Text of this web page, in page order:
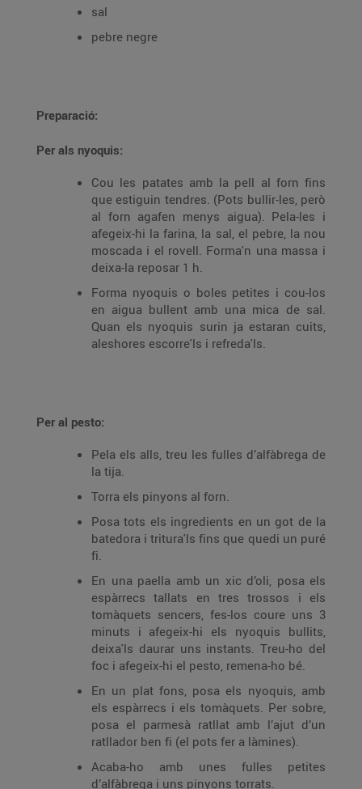
sal
pebre negre
Preparació:
Per als nyoquis:
Cou les patates amb la pell al forn fins
que estiguin tendres. (Pots bullir-les, però
al forn agafen menys aigua). Pela-les i
afegeix-hi la farina, la sal, el pebre, la nou
moscada i el rovell. Forma'n una massa i
deixa-la reposar 1 h.
Forma nyoquis o boles petites i cou-los
en aigua bullent amb una mica de sal.
Quan els nyoquis surin ja estaran cuits,
aleshores escorre'ls i refreda'ls.
Per al pesto:
Pela els alls, treu les fulles d’alfàbrega de
la tija.
Torra els pinyons al forn.
Posa tots els ingredients en un got de la
batedora i tritura'ls fins que quedi un puré
fi.
En una paella amb un xic d’oli, posa els
espàrrecs tallats en tres trossos i els
tomàquets sencers, fes-los coure uns 3
minuts i afegeix-hi els nyoquis bullits,
deixa'ls daurar uns instants. Treu-ho del
foc i afegeix-hi el pesto, remena-ho bé.
En un plat fons, posa els nyoquis, amb
els espàrrecs i els tomàquets. Per sobre,
posa el parmesà ratllat amb l’ajut d’un
ratllador ben fi (el pots fer a làmines).
Acaba-ho amb unes fulles petites
d’alfàbrega i uns pinyons torrats.